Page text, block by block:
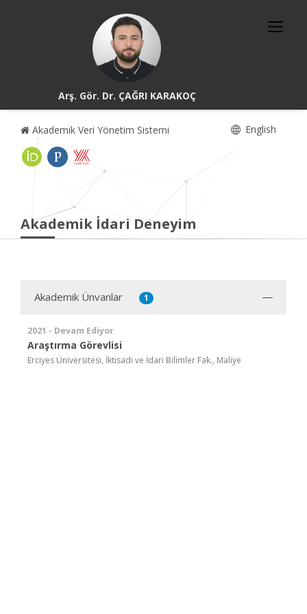
Arş. Gör. Dr. ÇAĞRI KARAKOÇ
Akademik Veri Yönetim Sistemi English
Akademik İdari Deneyim
Akademik Ünvanlar 1
2021 - Devam Ediyor
Araştırma Görevlisi
Erciyes Üniversitesi, İktisadi ve İdari Bilimler Fak., Maliye